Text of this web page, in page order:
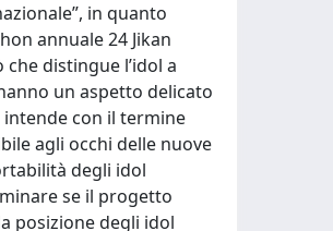
in quanto
annuale 24 Jikan
distingue l’idol a
un aspetto delicato
con il termine
agli occhi delle nuove
degli idol
se il progetto
posizione degli idol